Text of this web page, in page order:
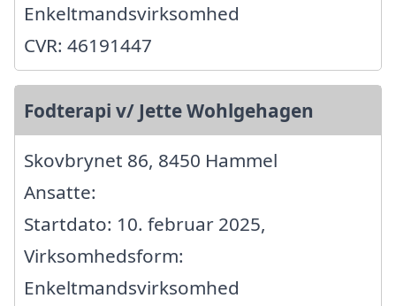
Enkeltmandsvirksomhed
CVR: 46191447
Fodterapi v/ Jette Wohlgehagen
Skovbrynet 86, 8450 Hammel
Ansatte:
Startdato: 10. februar 2025,
Virksomhedsform:
Enkeltmandsvirksomhed